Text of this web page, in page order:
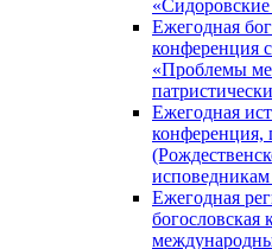
Ежегодная
конференция
«Проблемы
Ежегодная
конференция,
Ежегодная
богословская